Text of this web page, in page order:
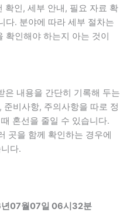
확인, 세부 안내, 필요 자료 확
다. 분야에 따라 세부 절차는
확인해야 하는지 아는 것이
은 내용을 간단히 기록해 두는
비사항, 주의사항을 따로 정
혼선을 줄일 수 있습니다.
곳을 함께 확인하는 경우에
다.
년07월07일 06시32분